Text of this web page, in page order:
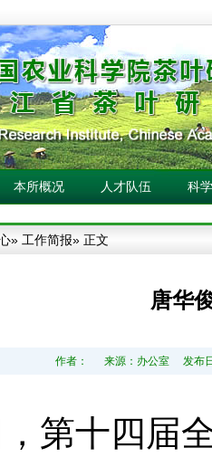
本所概况 人才队伍 科
» 工作简报» 正文
唐华
作者： 来源：办公室 发布
第十四届